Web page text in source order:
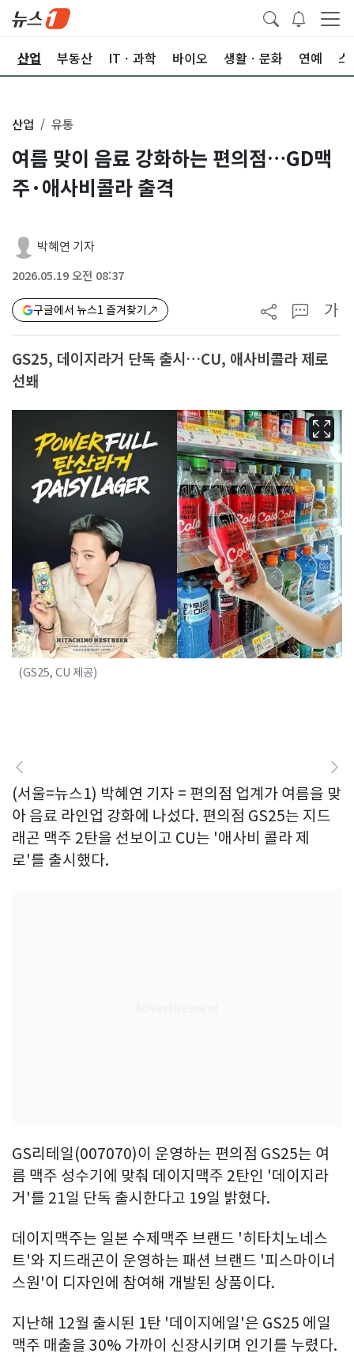
산업 부동산 ITㆍ과학 바이오 생활ㆍ문화 연예 스
산업 유통
여름 맞이 음료 강화하는 편의점…GD맥
주·애사비콜라 출격
박혜연 기자
2026.05.19 오전 08:37
구글에서 뉴스1 즐겨찾기 가
GS25, 데이지라거 단독 출시…CU, 애사비콜라 제로
선봬
(GS25, CU 제공)
(서울=뉴스1) 박혜연 기자 = 편의점 업계가 여름을 맞
아 음료 라인업 강화에 나섰다. 편의점 GS25는 지드
래곤 맥주 2탄을 선보이고 CU는 '애사비 콜라 제
로'를 출시했다.
GS리테일(007070)이 운영하는 편의점 GS25는 여
름 맥주 성수기에 맞춰 데이지맥주 2탄인 '데이지라
거'를 21일 단독 출시한다고 19일 밝혔다.
데이지맥주는 일본 수제맥주 브랜드 '히타치노네스
트'와 지드래곤이 운영하는 패션 브랜드 '피스마이너
스원'이 디자인에 참여해 개발된 상품이다.
지난해 12월 출시된 1탄 '데이지에일'은 GS25 에일
맥주 매출을 30% 가까이 신장시키며 인기를 누렸다.